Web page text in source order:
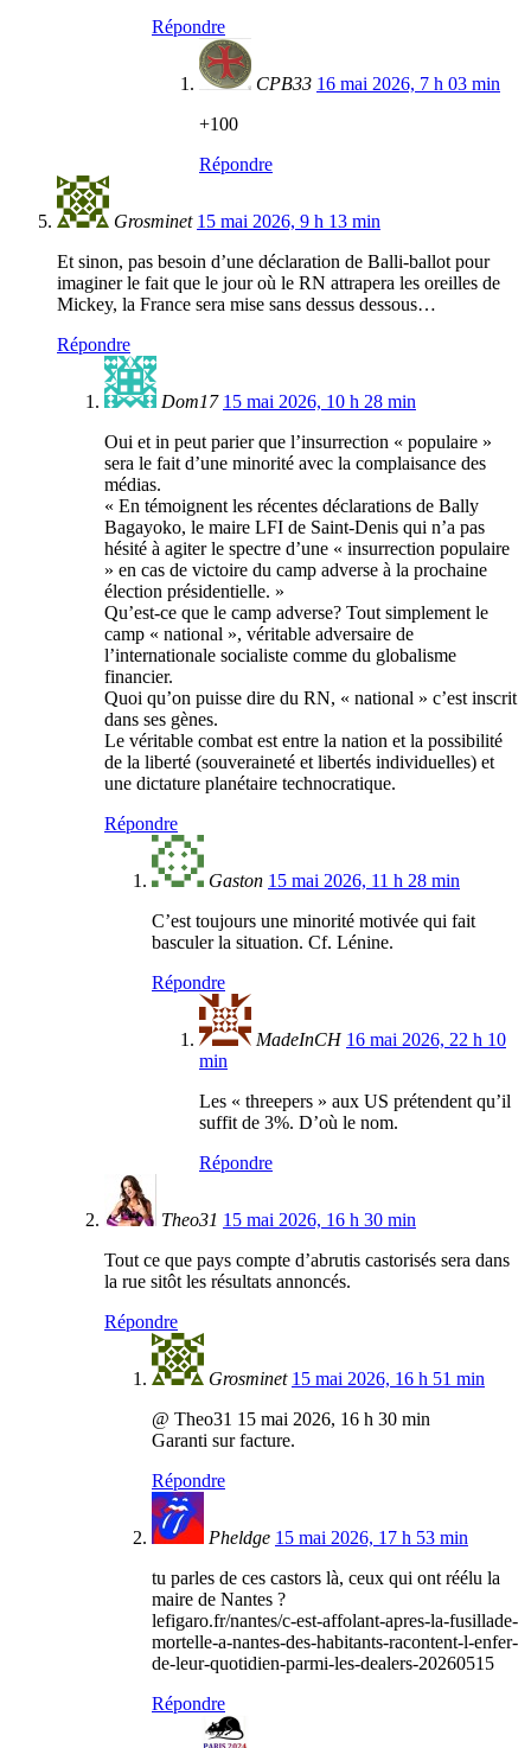
Répondre
CPB33 16 mai 2026, 7 h 03 min
+100
Répondre
Grosminet 15 mai 2026, 9 h 13 min
Et sinon, pas besoin d’une déclaration de Balli-ballot pour
imaginer le fait que le jour où le RN attrapera les oreilles de
Mickey, la France sera mise sans dessus dessous…
Répondre
Dom17 15 mai 2026, 10 h 28 min
Oui et in peut parier que l’insurrection « populaire »
sera le fait d’une minorité avec la complaisance des
médias.
« En témoignent les récentes déclarations de Bally
Bagayoko, le maire LFI de Saint-Denis qui n’a pas
hésité à agiter le spectre d’une « insurrection populaire
» en cas de victoire du camp adverse à la prochaine
élection présidentielle. »
Qu’est-ce que le camp adverse? Tout simplement le
camp « national », véritable adversaire de
l’internationale socialiste comme du globalisme
financier.
Quoi qu’on puisse dire du RN, « national » c’est inscrit
dans ses gènes.
Le véritable combat est entre la nation et la possibilité
de la liberté (souveraineté et libertés individuelles) et
une dictature planétaire technocratique.
Répondre
Gaston 15 mai 2026, 11 h 28 min
C’est toujours une minorité motivée qui fait
basculer la situation. Cf. Lénine.
Répondre
MadeInCH 16 mai 2026, 22 h 10
min
Les « threepers » aux US prétendent qu’il
suffit de 3%. D’où le nom.
Répondre
Theo31 15 mai 2026, 16 h 30 min
Tout ce que pays compte d’abrutis castorisés sera dans
la rue sitôt les résultats annoncés.
Répondre
Grosminet 15 mai 2026, 16 h 51 min
@ Theo31 15 mai 2026, 16 h 30 min
Garanti sur facture.
Répondre
Pheldge 15 mai 2026, 17 h 53 min
tu parles de ces castors là, ceux qui ont réélu la
maire de Nantes ?
lefigaro.fr/nantes/c-est-affolant-apres-la-fusillade-
mortelle-a-nantes-des-habitants-racontent-l-enfer-
de-leur-quotidien-parmi-les-dealers-20260515
Répondre